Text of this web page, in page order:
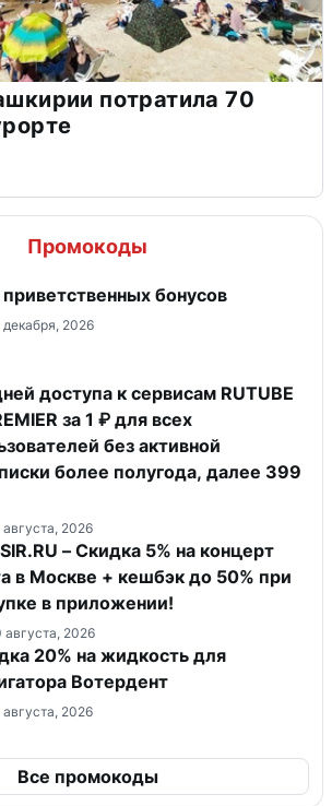
потратила 70
Промокоды
бонусов
2026
доступа к сервисам RUTUBE
за 1 ₽ для всех
без активной
более полугода, далее 399
2026
– Скидка 5% на концерт
в Москве + кешбэк до 50% при
в приложении!
2026
20% на жидкость для
Вотердент
2026
Все промокоды